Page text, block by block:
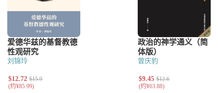
刘锦玲 曾庆豹